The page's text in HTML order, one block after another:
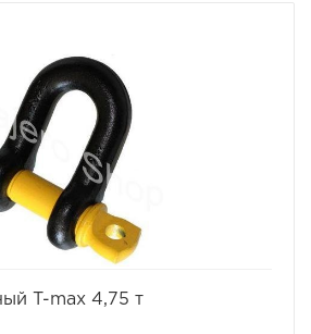
T-max 4,75 т